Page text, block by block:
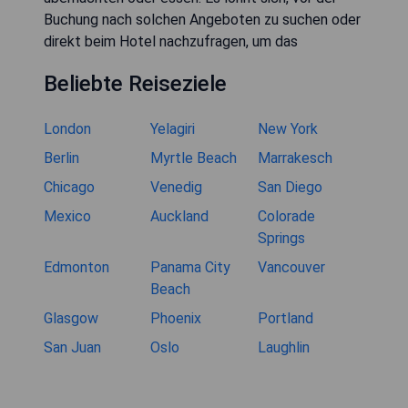
Buchung nach solchen Angeboten zu suchen oder
direkt beim Hotel nachzufragen, um das
Beliebte Reiseziele
London Yelagiri
New York
Berlin
Myrtle Beach
Marrakesch
Chicago
Venedig
San Diego
Mexico
Auckland
Colorade
Springs
Edmonton
Panama City
Beach
Vancouver
Glasgow Phoenix
Portland
San Juan
Oslo Laughlin